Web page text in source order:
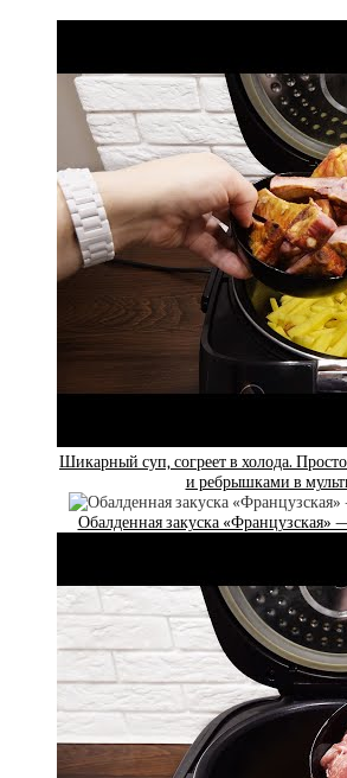
Шикарный суп, согреет в холода.
и ребрышками в
Обалденная закуска «Французская»